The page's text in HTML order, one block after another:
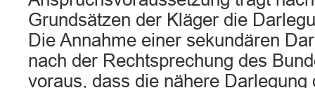
Grundsätzen der Kläger die
Die Annahme einer sekundären
nach der Rechtsprechung des
voraus, dass die nähere Darlegung